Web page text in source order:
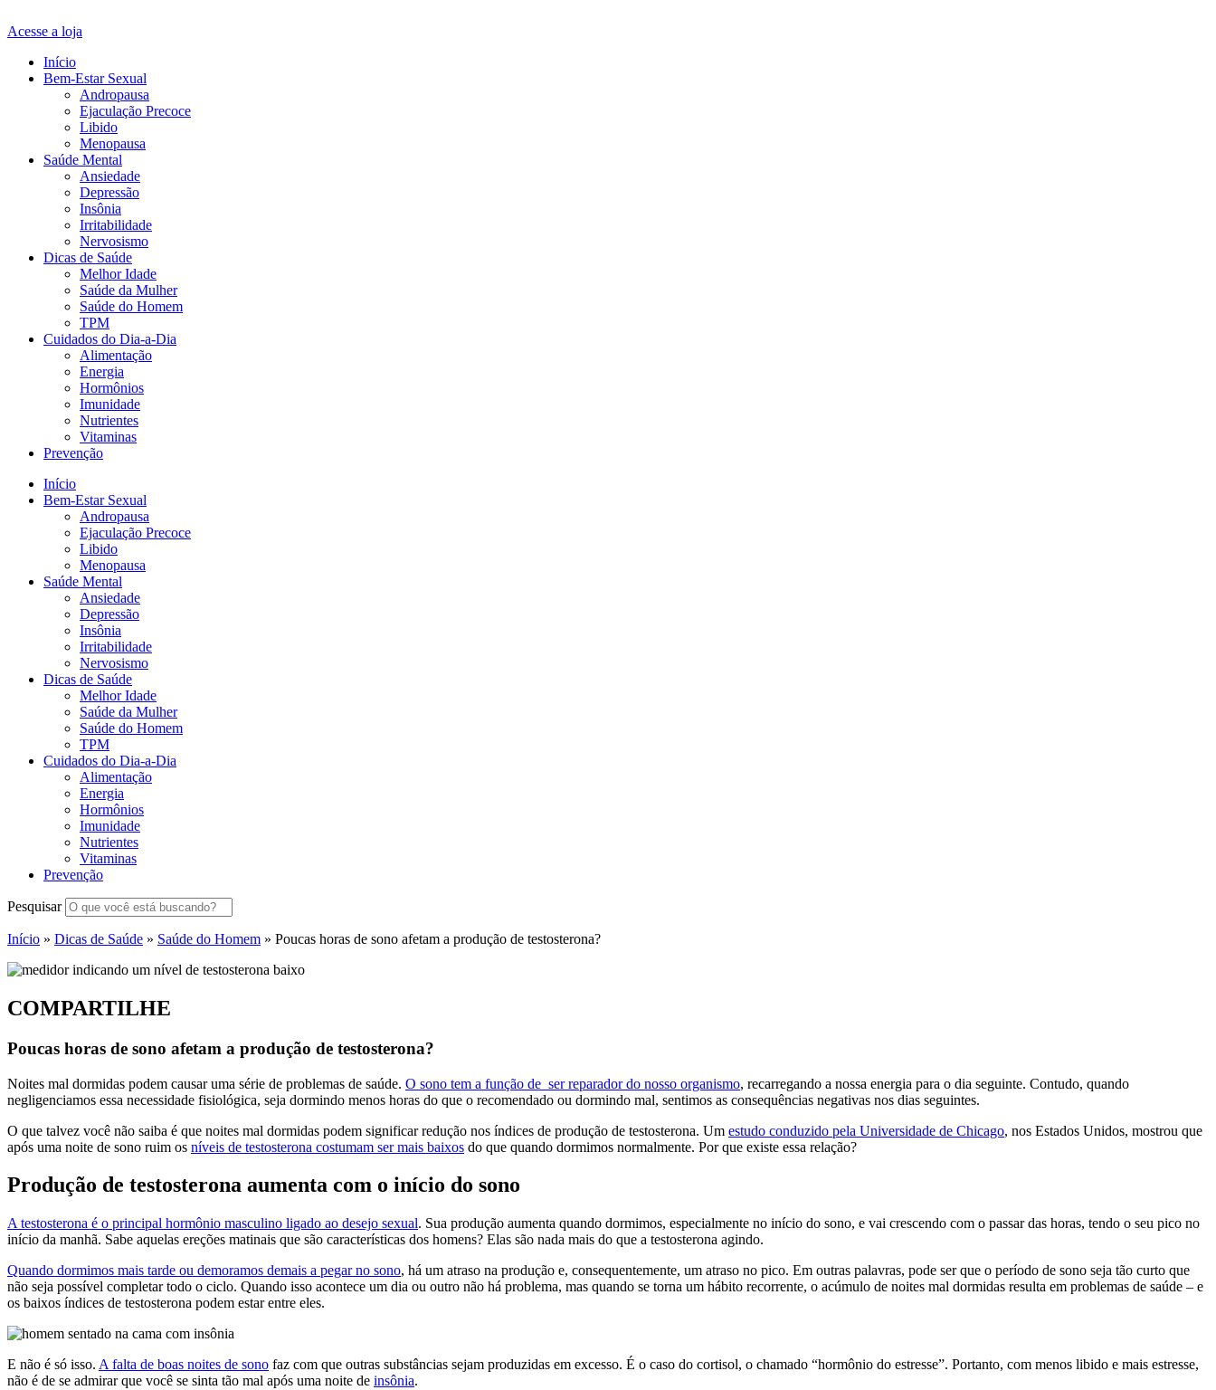
Acesse a loja
Início
Bem-Estar Sexual
Andropausa
Ejaculação Precoce
Libido
Menopausa
Saúde Mental
Ansiedade
Depressão
Insônia
Irritabilidade
Nervosismo
Dicas de Saúde
Melhor Idade
Saúde da Mulher
Saúde do Homem
TPM
Cuidados do Dia-a-Dia
Alimentação
Energia
Hormônios
Imunidade
Nutrientes
Vitaminas
Prevenção
Início
Bem-Estar Sexual
Andropausa
Ejaculação Precoce
Libido
Menopausa
Saúde Mental
Ansiedade
Depressão
Insônia
Irritabilidade
Nervosismo
Dicas de Saúde
Melhor Idade
Saúde da Mulher
Saúde do Homem
TPM
Cuidados do Dia-a-Dia
Alimentação
Energia
Hormônios
Imunidade
Nutrientes
Vitaminas
Prevenção
Pesquisar
Início » Dicas de Saúde » Saúde do Homem » Poucas horas de sono afetam a produção de testosterona?
COMPARTILHE
Poucas horas de sono afetam a produção de testosterona?
Noites mal dormidas podem causar uma série de problemas de saúde. O sono tem a função de ser reparador do nosso organismo, recarregando a nossa energia para o dia seguinte. Contudo, quando
negligenciamos essa necessidade fisiológica, seja dormindo menos horas do que o recomendado ou dormindo mal, sentimos as consequências negativas nos dias seguintes.
O que talvez você não saiba é que noites mal dormidas podem significar redução nos índices de produção de testosterona. Um estudo conduzido pela Universidade de Chicago, nos Estados Unidos, mostrou que
após uma noite de sono ruim os níveis de testosterona costumam ser mais baixos do que quando dormimos normalmente. Por que existe essa relação?
Produção de testosterona aumenta com o início do sono
A testosterona é o principal hormônio masculino ligado ao desejo sexual. Sua produção aumenta quando dormimos, especialmente no início do sono, e vai crescendo com o passar das horas, tendo o seu pico no
início da manhã. Sabe aquelas ereções matinais que são características dos homens? Elas são nada mais do que a testosterona agindo.
Quando dormimos mais tarde ou demoramos demais a pegar no sono, há um atraso na produção e, consequentemente, um atraso no pico. Em outras palavras, pode ser que o período de sono seja tão curto que
não seja possível completar todo o ciclo. Quando isso acontece um dia ou outro não há problema, mas quando se torna um hábito recorrente, o acúmulo de noites mal dormidas resulta em problemas de saúde – e
os baixos índices de testosterona podem estar entre eles.
E não é só isso. A falta de boas noites de sono faz com que outras substâncias sejam produzidas em excesso. É o caso do cortisol, o chamado “hormônio do estresse”. Portanto, com menos libido e mais estresse,
não é de se admirar que você se sinta tão mal após uma noite de insônia.